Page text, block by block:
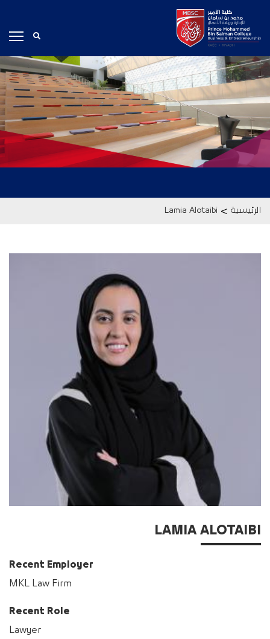
الرئيسية >
Lamia Alotaibi
LAMIA ALOTAIBI
Recent Employer
MKL Law Firm
Recent Role
Lawyer